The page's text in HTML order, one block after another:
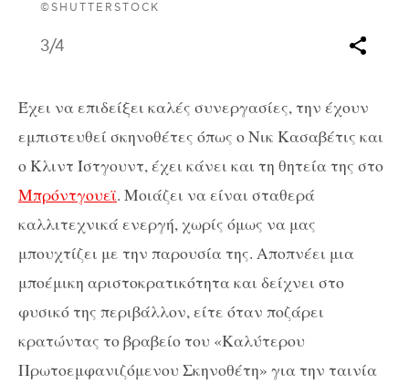
©SHUTTERSTOCK
3/4
Έχει να επιδείξει καλές συνεργασίες, την έχουν
εμπιστευθεί σκηνοθέτες όπως ο Νικ Κασαβέτις και
ο Κλιντ Ίστγουντ, έχει κάνει και τη θητεία της στο
Μπρόντγουεϊ. Μοιάζει να είναι σταθερά
καλλιτεχνικά ενεργή, χωρίς όμως να μας
μπουχτίζει με την παρουσία της. Αποπνέει μια
μποέμικη αριστοκρατικότητα και δείχνει στο
φυσικό της περιβάλλον, είτε όταν ποζάρει
κρατώντας το βραβείο του «Καλύτερου
Πρωτοεμφανιζόμενου Σκηνοθέτη» για την ταινία